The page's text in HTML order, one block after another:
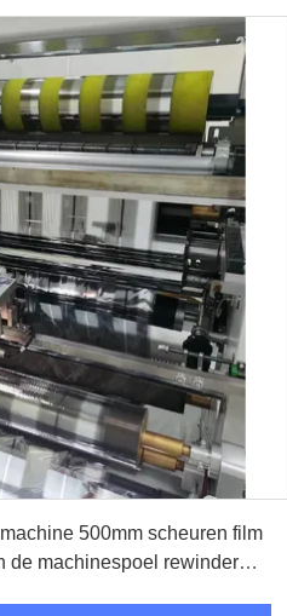
500mm scheuren film
de machinespoel rewinder